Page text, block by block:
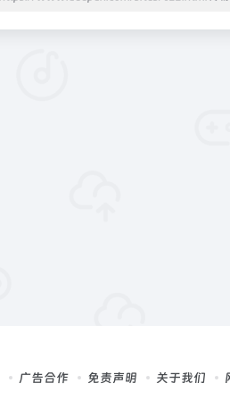
广告合作 免责声明 关于我们